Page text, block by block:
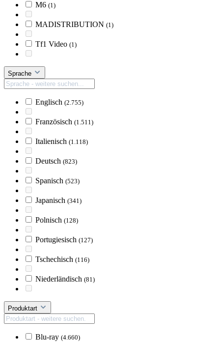
M6 (1)
MADISTRIBUTION (1)
Tf1 Video (1)
Sprache
Englisch (2.755)
Französisch (1.511)
Italienisch (1.118)
Deutsch (823)
Spanisch (523)
Japanisch (341)
Polnisch (128)
Portugiesisch (127)
Tschechisch (116)
Niederländisch (81)
Produktart
Blu-ray (4.660)